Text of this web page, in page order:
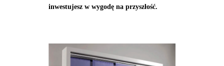
inwestujesz w wygodę na przyszłość.